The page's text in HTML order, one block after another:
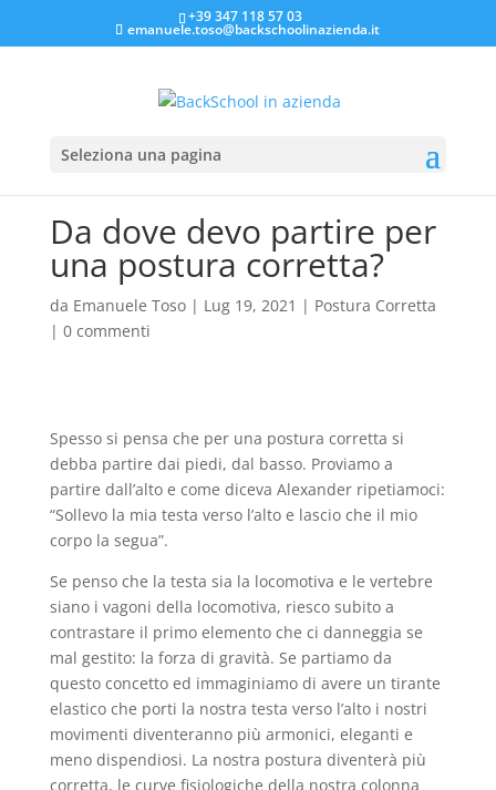
+39 347 118 57 03
emanuele.toso@backschoolinazienda.it
Seleziona una pagina
Da dove devo partire per
una postura corretta?
da Emanuele Toso| Lug 19, 2021 | Postura Corretta
| 0 commenti
Spesso si pensa che per una postura corretta si
debba partire dai piedi, dal basso. Proviamo a
partire dall’alto e come diceva Alexander ripetiamoci:
“Sollevo la mia testa verso l’alto e lascio che il mio
corpo la segua”.
Se penso che la testa sia la locomotiva e le vertebre
siano i vagoni della locomotiva, riesco subito a
contrastare il primo elemento che ci danneggia se
mal gestito: la forza di gravità. Se partiamo da
questo concetto ed immaginiamo di avere un tirante
elastico che porti la nostra testa verso l’alto i nostri
movimenti diventeranno più armonici, eleganti e
meno dispendiosi. La nostra postura diventerà più
corretta, le curve fisiologiche della nostra colonna